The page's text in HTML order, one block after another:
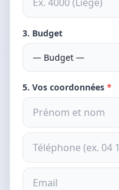
3. Budget
5. Vos coordonnées *